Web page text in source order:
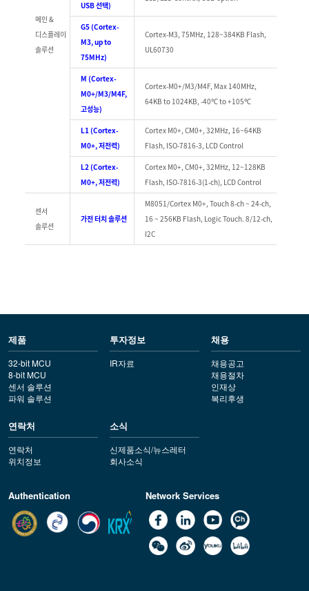
메인 &
디스플레이
솔루션
USB 선택)
G5 (Cortex-
M3, up to
75MHz)
Cortex-M3, 75MHz, 128~384KB Flash,
UL60730
M (Cortex-
M0+/M3/M4F,
고성능)
Cortex-M0+/M3/M4F, Max 140MHz,
64KB to 1024KB, -40℃ to +105℃
L1 (Cortex-
M0+, 저전력)
Cortex M0+, CM0+, 32MHz, 16~64KB
Flash, ISO-7816-3, LCD Control
L2 (Cortex-
M0+, 저전력)
Cortex M0+, CM0+, 32MHz, 12~128KB
Flash, ISO-7816-3(1-ch), LCD Control
센서
솔루션
가전 터치 솔루션
M8051/Cortex M0+, Touch 8-ch ~ 24-ch,
16 ~ 256KB Flash, Logic Touch. 8/12-ch,
I2C
제품
32-bit MCU
8-bit MCU
센서 솔루션
파워 솔루션
투자정보
IR자료
채용
채용공고
채용절차
인재상
복리후생
연락처
연락처
위치정보
소식
신제품소식/뉴스레터
회사소식
Authentication Network Services